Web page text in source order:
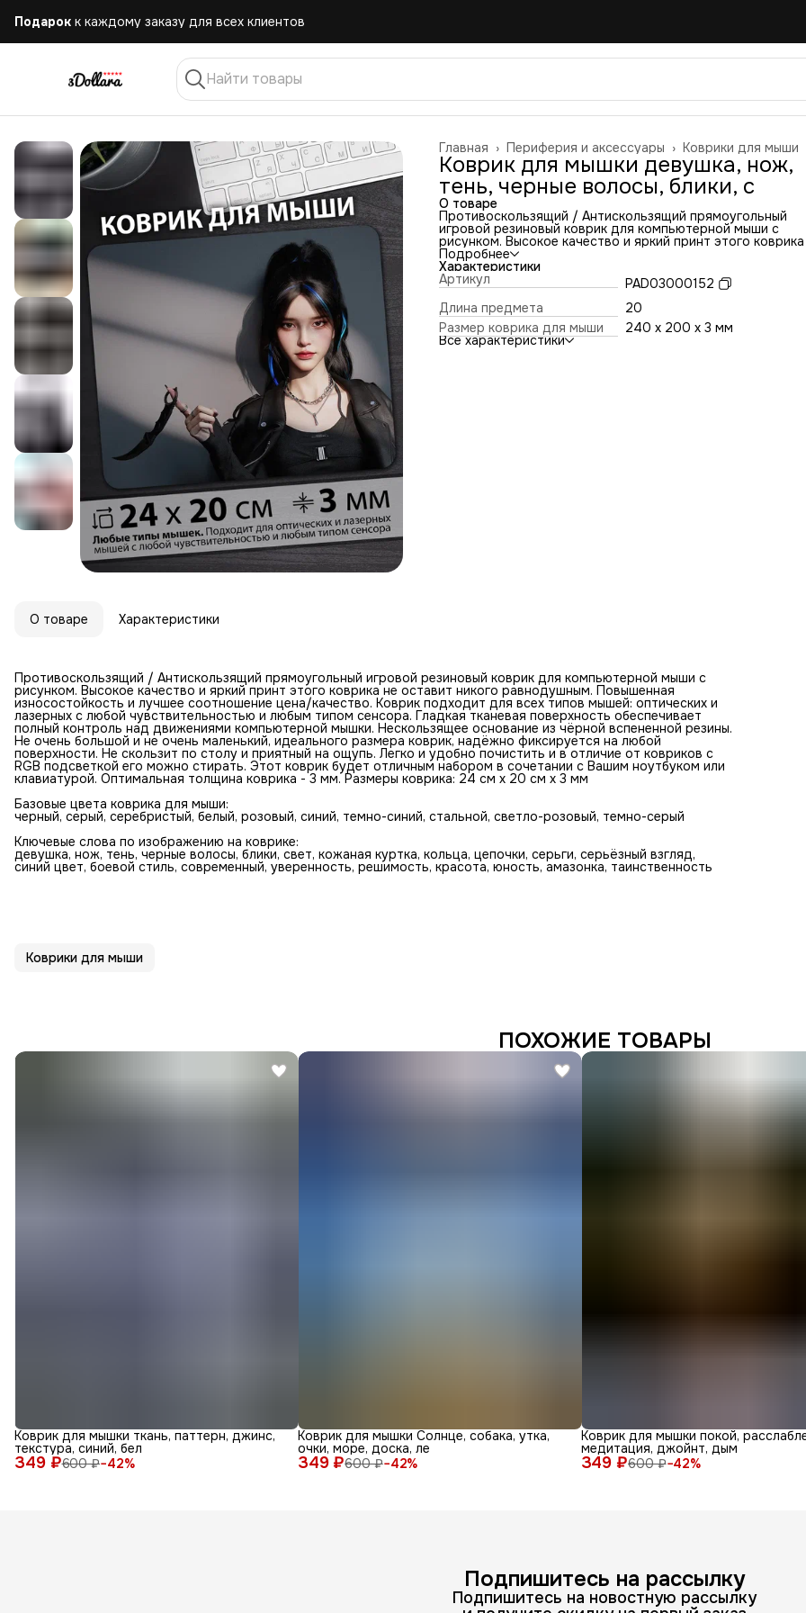
Бесплатная доставка при заказе от 10.000 руб.
Коврики для мыши
Периферия и аксессуары ›
Главная ›
Коврик для мышки девушка, нож,
тень, черные волосы, блики, с
О товаре
Противоскользящий / Антискользящий прямоугольный
игровой резиновый коврик для компьютерной мыши с
рисунком. Высокое качество и яркий принт этого коврика
оставит никого равнодушным. Повышенная
и лучшее соотношение цена/качество. Коврик подходит
всех типов мышей: оптических и лазерных с любой
чувствительностью и любым типом сенсора. Гладкая
тканевая поверхность обеспечивает полный контроль над
движениями компьютерной мышки. Нескользящее
из чёрной вспененной резины. Не очень большой и не
маленький, идеального размера коврик, надёжно
Подробнее
Характеристики
Артикул
PAD03000152
Длина предмета
20
Размер коврика для мыши
240 x 200 x 3 мм
Все характеристики
О товаре Характеристики
Противоскользящий / Антискользящий прямоугольный игровой резиновый коврик для компьютерной мыши с
рисунком. Высокое качество и яркий принт этого коврика не оставит никого равнодушным. Повышенная
износостойкость и лучшее соотношение цена/качество. Коврик подходит для всех типов мышей: оптических и
лазерных с любой чувствительностью и любым типом сенсора. Гладкая тканевая поверхность обеспечивает
полный контроль над движениями компьютерной мышки. Нескользящее основание из чёрной вспененной резины.
Не очень большой и не очень маленький, идеального размера коврик, надёжно фиксируется на любой
поверхности. Не скользит по столу и приятный на ощупь. Легко и удобно почистить и в отличие от ковриков с
RGB подсветкой его можно стирать. Этот коврик будет отличным набором в сочетании с Вашим ноутбуком или
клавиатурой. Оптимальная толщина коврика - 3 мм. Размеры коврика: 24 см x 20 см x 3 мм
Базовые цвета коврика для мыши:
черный, серый, серебристый, белый, розовый, синий, темно-синий, стальной, светло-розовый, темно-серый
Ключевые слова по изображению на коврике:
девушка, нож, тень, черные волосы, блики, свет, кожаная куртка, кольца, цепочки, серьги, серьёзный взгляд,
синий цвет, боевой стиль, современный, уверенность, решимость, красота, юность, амазонка, таинственность
Коврики для мыши
ПОХОЖИЕ ТОВАРЫ
349 ₽600 ₽−42%
Коврик для мышки ткань, паттерн, джинс,
текстура, синий, бел
349 ₽600 ₽−42%
Коврик для мышки Солнце, собака, утка,
очки, море, доска, ле
349 ₽600 ₽−42%
Коврик для мышки покой,
медитация, джойнт, дым
Подпишитесь на рассылку
Подпишитесь на новостную рассылку